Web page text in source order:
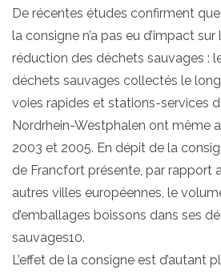
De récentes études confirment
la consigne n’a pas eu d’impact sur
réduction des déchets sauvages :
déchets sauvages collectés le
voies rapides et stations-services
Nordrhein-Westphalen ont même
2003 et 2005. En dépit de la
de Francfort présente, par rapport
autres villes européennes, le
d’emballages boissons dans ses
sauvages10.
L’effet de la consigne est d’autant